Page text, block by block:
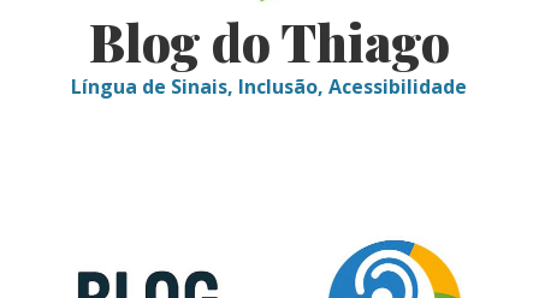
Blog do Thiago
Língua de Sinais, Inclusão, Acessibilidade